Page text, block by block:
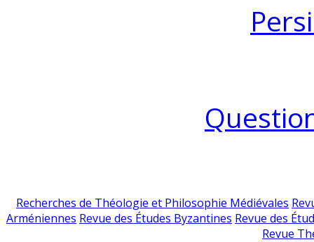
Recherches de Théologie et Philosophie Médiévales
Arméniennes Revue des Études Byzantines Revue des
Revue